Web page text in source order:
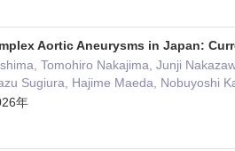
Aortic Aneurysms in Japan:
Tomohiro Nakajima, Junji
Sugiura, Hajime Maeda, Nobuyoshi
年